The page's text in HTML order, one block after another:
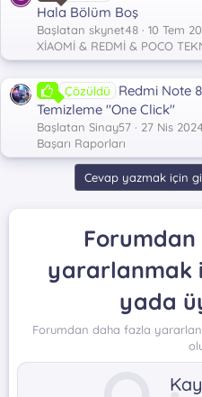
Hala Bölüm Boş
Başlatan skynet48 10 Tem
XİAOMİ & REDMİ & POCO
Çözüldü
Redmi Note
Temizleme "One Click"
Başlatan Sinay57 27 Nis 2024
Başarı Raporları
Cevap yazmak için
yararlanmak
yada
Forumdan daha fazla